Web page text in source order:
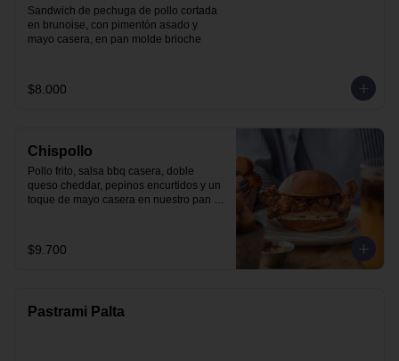
Sandwich de pechuga de pollo cortada
en brunoise, con pimentón asado y
mayo casera, en pan molde brioche
$8.000
Chispollo
Pollo frito, salsa bbq casera, doble
queso cheddar, pepinos encurtidos y un
toque de mayo casera en nuestro pan
$9.700
Pastrami Palta